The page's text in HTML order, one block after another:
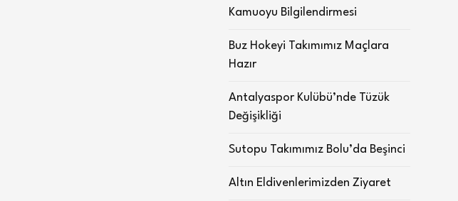
Kamuoyu Bilgilendirmesi
Buz Hokeyi Takımımız Maçlara
Hazır
Antalyaspor Kulübü’nde Tüzük
Değişikliği
Sutopu Takımımız Bolu’da Beşinci
Altın Eldivenlerimizden Ziyaret